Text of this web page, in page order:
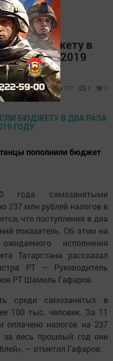
бюджету в
чем в 2019
- 06:19 737 0 0
пополнили бюджет
самозанятыми
237 млн рублей налогов в
что поступления в два
показатель. Об этом на
исполнения
Татарстана рассказал
РТ — Руководитель
РТ Шамиль Гафаров.
среди самозанятых в
100 тыс. человек. За 11
оплачено налогов на 237
за весь прошлый год они
— отметил Гафаров.